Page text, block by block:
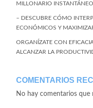
MILLONARIO
– DESCUBRE CÓMO
ECONÓMICOS Y
ORGANÍZATE CON
ALCANZAR LA
COMENTARIOS
No hay comentarios que